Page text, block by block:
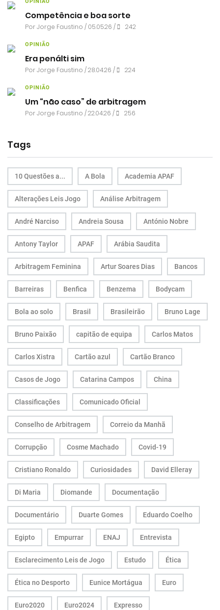
Competência e boa sorte
PorJorge Faustino / 05.05.26 / 242
OPINIÃO
Era penálti sim
PorJorge Faustino / 28.04.26 / 224
OPINIÃO
Um “não caso” de arbitragem
PorJorge Faustino / 22.04.26 / 256
Tags
10 Questões a... A Bola Academia APAF
Alterações Leis Jogo Análise Arbitragem
André Narciso Andreia Sousa António Nobre
Antony Taylor APAF Arábia Saudita
Arbitragem Feminina Artur Soares Dias Bancos
Barreiras Benfica Benzema Bodycam
Bola ao solo Brasil Brasileirão Bruno Lage
Bruno Paixão capitão de equipa Carlos Matos
Carlos Xistra Cartão azul Cartão Branco
Casos de Jogo Catarina Campos China
Classificações Comunicado Oficial
Conselho de Arbitragem Correio da Manhã
Corrupção Cosme Machado Covid-19
Cristiano Ronaldo Curiosidades David Elleray
Di Maria Diomande Documentação
Documentário Duarte Gomes Eduardo Coelho
Egipto Empurrar ENAJ Entrevista
Esclarecimento Leis de Jogo Estudo Ética
Ética no Desporto Eunice Mortágua Euro
Euro2020 Euro2024 Expresso